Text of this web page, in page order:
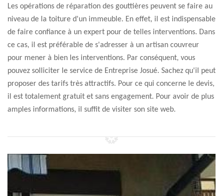
Les opérations de réparation des gouttières peuvent se faire au
niveau de la toiture d'un immeuble. En effet, il est indispensable
de faire confiance à un expert pour de telles interventions. Dans
ce cas, il est préférable de s'adresser à un artisan couvreur
pour mener à bien les interventions. Par conséquent, vous
pouvez solliciter le service de Entreprise Josué. Sachez qu'il peut
proposer des tarifs très attractifs. Pour ce qui concerne le devis,
il est totalement gratuit et sans engagement. Pour avoir de plus
amples informations, il suffit de visiter son site web.